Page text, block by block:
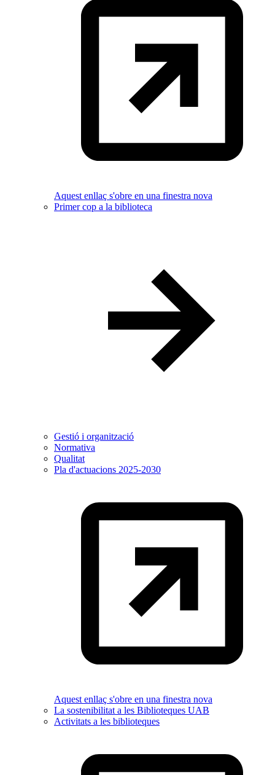
Aquest enllaç s'obre en una finestra nova
Primer cop a la biblioteca
Gestió i organització
Normativa
Qualitat
Pla d'actuacions 2025-2030
Aquest enllaç s'obre en una finestra nova
La sostenibilitat a les Biblioteques UAB
Activitats a les biblioteques